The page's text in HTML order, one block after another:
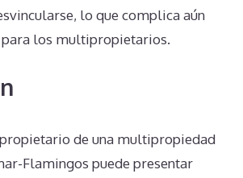
lo que complica aún
los multipropietarios.
propietario de una multipropiedad
Flamingos puede presentar